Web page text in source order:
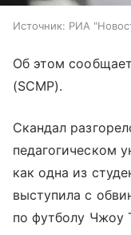
Источник: РИА
Об этом
(SCMP).
Скандал
педагогическом
как одна из
выступила с
по футболу Чжоу